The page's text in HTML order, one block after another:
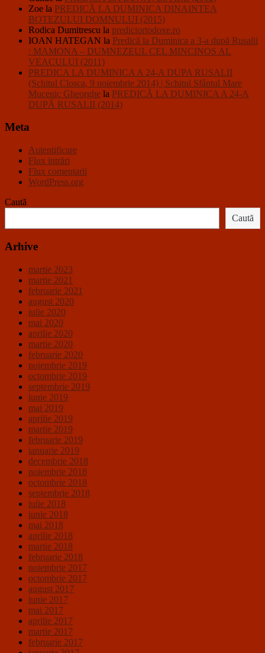
Zoe la PREDICĂ LA DUMINICA DINAINTEA
BOTEZULUI DOMNULUI (2015)
Rodica Dumitrescu la prediciortodoxe.ro
IOAN HATEGAN la Predică la Duminica a 3-a după Rusalii
: MAMONA – DUMNEZEUL CEL MINCINOS AL
VEACULUI (2011)
PREDICA LA DUMINICA A 24-A DUPA RUSALII
(Schitul Closca, 9 noiembrie 2014) | Schitul Sfântul Mare
Mucenic Gheorghe la PREDICĂ LA DUMINICA A 24-A
DUPĂ RUSALII (2014)
Meta
Autentificare
Flux intrări
Flux comentarii
WordPress.org
Caută
Caută
Arhive
martie 2023
martie 2021
februarie 2021
august 2020
iulie 2020
mai 2020
aprilie 2020
martie 2020
februarie 2020
noiembrie 2019
octombrie 2019
septembrie 2019
iunie 2019
mai 2019
aprilie 2019
martie 2019
februarie 2019
ianuarie 2019
decembrie 2018
noiembrie 2018
octombrie 2018
septembrie 2018
iulie 2018
iunie 2018
mai 2018
aprilie 2018
martie 2018
februarie 2018
noiembrie 2017
octombrie 2017
august 2017
iunie 2017
mai 2017
aprilie 2017
martie 2017
februarie 2017